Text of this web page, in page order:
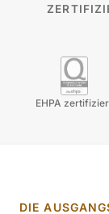
EHPA
DIE